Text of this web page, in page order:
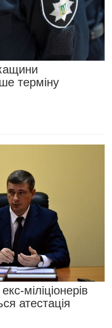
терміну
міліціонерів
атестація